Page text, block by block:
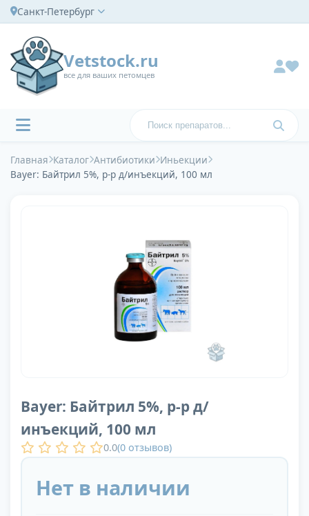
Санкт-Петербург
Vetstock.ru
все для ваших петомцев
Главная Каталог Антибиотики Иньекции
Bayer: Байтрил 5%, р-р д/инъекций, 100 мл
Bayer: Байтрил 5%, р-р д/
инъекций, 100 мл
0.0(0 отзывов)
Нет в наличии